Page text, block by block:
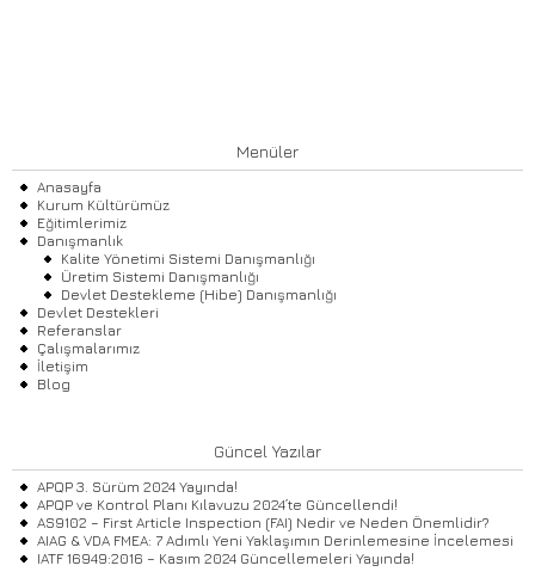
Menüler
Anasayfa
Kurum Kültürümüz
Eğitimlerimiz
Danışmanlık
Kalite Yönetimi Sistemi Danışmanlığı
Üretim Sistemi Danışmanlığı
Devlet Destekleme (Hibe) Danışmanlığı
Devlet Destekleri
Referanslar
Çalışmalarımız
İletişim
Blog
Güncel Yazılar
APQP 3. Sürüm 2024 Yayında!
APQP ve Kontrol Planı Kılavuzu 2024’te Güncellendi!
AS9102 – First Article Inspection (FAI) Nedir ve Neden Önemlidir?
AIAG & VDA FMEA: 7 Adımlı Yeni Yaklaşımın Derinlemesine İncelemesi
IATF 16949:2016 – Kasım 2024 Güncellemeleri Yayında!